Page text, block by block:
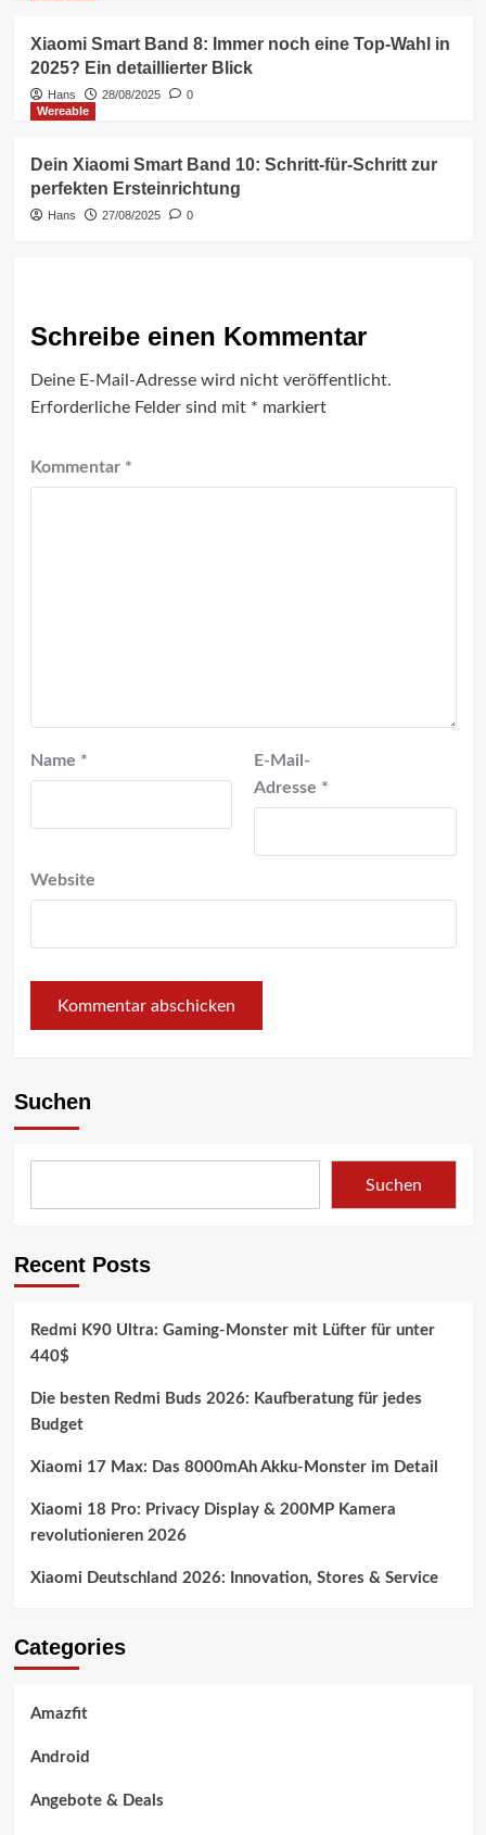
Xiaomi Smart Band 8: Immer noch eine Top-Wahl in
2025? Ein detaillierter Blick
Hans 28/08/2025
0
Wereable
Dein Xiaomi Smart Band 10: Schritt-für-Schritt zur
perfekten Ersteinrichtung
Hans 27/08/2025 0
Schreibe einen Kommentar
Deine E-Mail-Adresse wird nicht veröffentlicht.
Erforderliche Felder sind mit * markiert
Kommentar *
Name *
E-Mail-
Adresse *
Website
Suchen
Suchen
Recent Posts
Redmi K90 Ultra: Gaming-Monster mit Lüfter für unter
440$
Die besten Redmi Buds 2026: Kaufberatung für jedes
Budget
Xiaomi 17 Max: Das 8000mAh Akku-Monster im Detail
Xiaomi 18 Pro: Privacy Display & 200MP Kamera
revolutionieren 2026
Xiaomi Deutschland 2026: Innovation, Stores & Service
Categories
Amazfit
Android
Angebote & Deals